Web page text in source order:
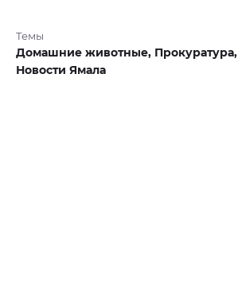
Темы
Домашние животные, Прокуратура,
Новости Ямала